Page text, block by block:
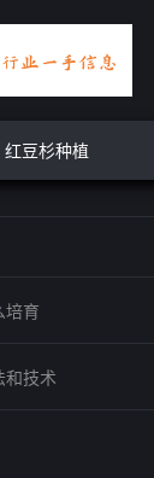
红豆杉种植
培育
和技术